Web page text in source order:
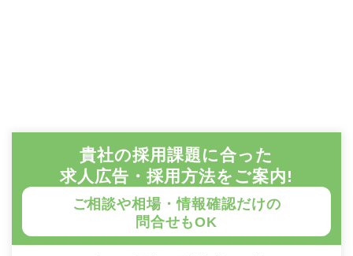
貴社の採用課題に合った
求人広告・採用方法をご案内!
ご相談や相場・情報確認だけの
問合せもOK